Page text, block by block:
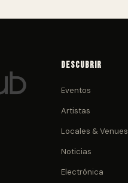
Descubrir
Eventos
Artistas
Locales & Venues
Noticias
Electrónica